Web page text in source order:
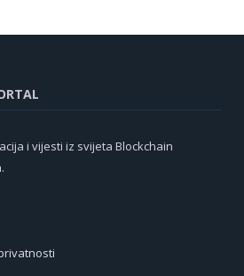
i vijesti iz svijeta Blockchain